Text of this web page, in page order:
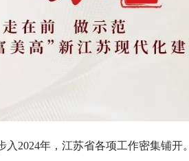
2024年，江苏省各项工作密集铺开。